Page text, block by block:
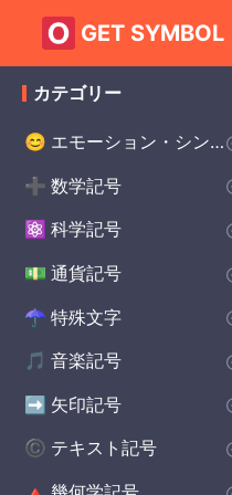
GET SYMBOL
カテゴリー
😊 エモーション・シンボル
♥ ハートのシンボル
❤️ 愛のシンボル
😡 怒りのシンボル
😰 不安のシンボル
😀 ハッピーシンボル
😰 悲しいシンボル
😲 サプライズシンボル
😨 恐怖のシンボル
😊 スマイリーシンボル
💌 誓いのシンボル
🔴 幸運のシンボル
➕ 数学記号
♾️ インフィニティ・シンボル
∑ 代数記号
⌀ 幾何学記号
π 円周率記号
Δ デルタ記号
√ 平方根記号
α アルファシンボル
> より大きい記号
< より小さい記号
Σ シグマシンボル
± プラスマイナス記号
÷ 除算記号
λ ラムダ記号
P(A)統計記号
∑ 合計記号
⚛️ 科学記号
Ac 化学記号
β 物理記号
Θ シータ記号
° 度記号
Ω オメガシンボル
⚯ 生物学の記号
💵 通貨記号
$ 世界の主要通貨
¢ セント記号
£ ポンド通貨記号
¥ 日本円 通貨記号
☂︎ 特殊文字
: 句読点
⚜ 装飾的なシンボル
• ドット記号
☮️ プリンスシンボル
⚔️ ベルセルクのシンボル
⚔️ バイキングのシンボル
🔨 溶接記号
🏫 学校のシンボル
⭐ スター・ウォーズのシンボル
ॐ ヒンドゥー教のシンボル
☯️ 異教のシンボル
🎵 音楽記号
♩ 備考 記号
♯ 記号
🎵 休符記号
🎼 音楽記号を繰り返す
➡️ 矢印記号
➡️ 方向矢印
↓ 下矢印記号
→ 右矢印記号
↑ 上矢印記号
^ キャレット矢印記号
©️ テキスト記号
©️ 著作権シンボル
♀ 女性のシンボル
❤️ 美的シンボル
♂ 男性のシンボル
🦇 バットマンのシンボル
Ⓐ 無政府主義のシンボル
✝️ 十字のシンボル
¶ 段落記号
🚗 車のシンボル
🧩 自閉症のシンボル
☘️ ケルトのシンボル
🍽️ 食器洗い機の記号
🔮 ハリー・ポッターのシンボル
🔨 北欧のシンボル
🐉 保護シンボル